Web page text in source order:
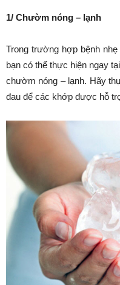
1/ Chườm nóng – lạnh
Trong trường hợp bệnh
bạn có thể thực hiện ngay
chườm nóng – lạnh. Hãy
đau để các khớp được hỗ